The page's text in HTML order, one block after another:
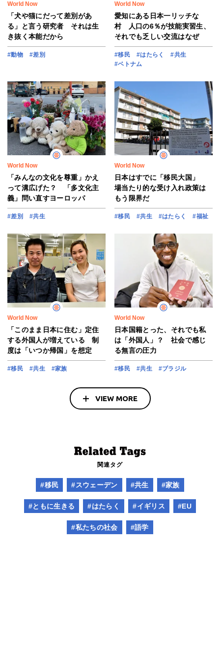
World Now
「犬や猫にだって差別があ
る」と言う研究者 それは生
き抜く本能だから
#動物 #差別
World Now
愛知にある日本一リッチな
村 人口の6％が技能実習生、
それでも乏しい交流はなぜ
#移民 #はたらく
#共生
#ベトナム
World Now
「みんなの文化を尊重」かえ
って溝広げた？ 「多文化主
義」問い直すヨーロッパ
#差別 #共生
World Now
日本はすでに「移民大国」
場当たり的な受け入れ政策は
もう限界だ
#移民 #共生 #はたらく #福祉
World Now
「このまま日本に住む」定住
する外国人が増えている 制
度は「いつか帰国」を想定
#移民 #共生 #家族
World Now
日本国籍とった、それでも私
は「外国人」？ 社会で感じ
る無言の圧力
#移民 #共生 #ブラジル
VIEW MORE
関連タグ
#移民 #スウェーデン #共生 #家族
#ともに生きる #はたらく #イギリス #EU
#私たちの社会 #語学